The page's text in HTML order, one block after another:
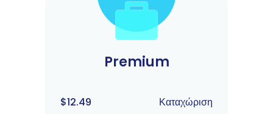
Premium
$12.49
Καταχώριση